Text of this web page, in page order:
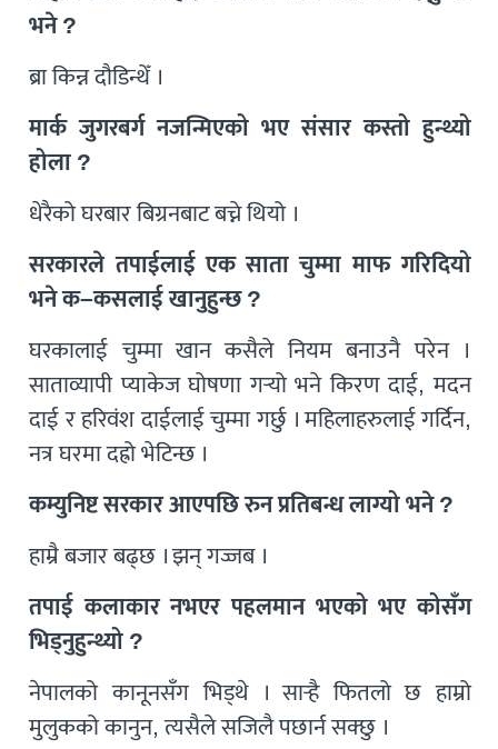
भने ?
ब्रा किन्न दौडिन्थेँ ।
मार्क जुगरबर्ग नजन्मिएको भए संसार कस्तो हुन्थ्यो
होला ?
धेरैको घरबार बिग्रनबाट बच्ने थियो ।
सरकारले तपाईलाई एक साता चुम्मा माफ गरिदियो
भने क–कसलाई खानुहुन्छ ?
घरकालाई चुम्मा खान कसैले नियम बनाउनै परेन ।
साताव्यापी प्याकेज घोषणा गर्‍यो भने किरण दाई, मदन
दाई र हरिवंश दाईलाई चुम्मा गर्छु । महिलाहरुलाई गर्दिन,
नत्र घरमा दह्रो भेटिन्छ ।
कम्युनिष्ट सरकार आएपछि रुन प्रतिबन्ध लाग्यो भने ?
हाम्रै बजार बढ्छ । झन् गज्जब ।
तपाई कलाकार नभएर पहलमान भएको भए कोसँग
भिड्नुहुन्थ्यो ?
नेपालको कानूनसँग भिड्थे । सार्‍है फितलो छ हाम्रो
मुलुकको कानुन, त्यसैले सजिलै पछार्न सक्छु ।